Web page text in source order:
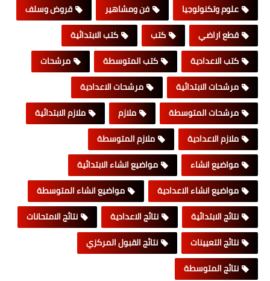
علوم وتكنولوجيا
فن ومشاهير
قروض وسلف
قطع اراضي
كتب
كتب الابتدائية
كتب الاعدادية
كتب المتوسطة
مرشحات
مرشحات الابتدائية
مرشحات الاعدادية
مرشحات المتوسطة
ملازم
ملازم الابتدائية
ملازم الاعدادية
ملازم المتوسطة
مواضيع انشاء
مواضيع انشاء الابتدائية
مواضيع انشاء الاعدادية
مواضيع انشاء المتوسطة
نتائج الابتدائية
نتائج الاعدادية
نتائج الامتحانات
نتائج التعيينات
نتائج القبول المركزي
نتائج المتوسطة